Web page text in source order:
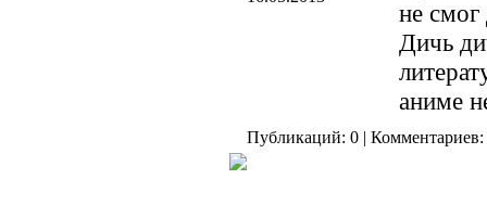
не
Дичь
аниме
Публикаций: 0 | Комментариев: